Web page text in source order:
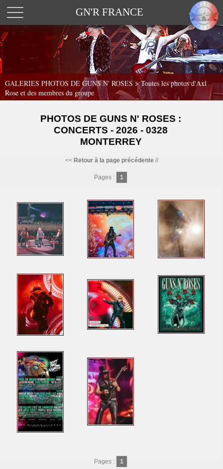
GN'R FRANCE
GALERIES PHOTOS DE GUNS N' ROSES >Toutes les photos d'Axl
Rose et des membres du groupe
PHOTOS DE GUNS N' ROSES :
CONCERTS - 2026 - 0328
MONTERREY
<< Retour à la page précédente//
Pages : 1
Pages : 1